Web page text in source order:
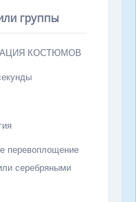
группы
КОСТЮМОВ
перевоплощение
серебряными